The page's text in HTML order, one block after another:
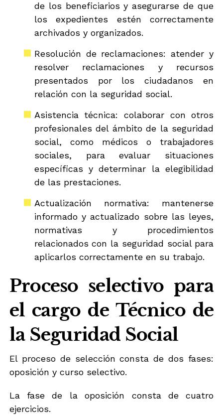
de los beneficiarios y asegurarse de que
los expedientes estén correctamente
archivados y organizados.
Resolución de reclamaciones: atender y
resolver reclamaciones y recursos
presentados por los ciudadanos en
relación con la seguridad social.
Asistencia técnica: colaborar con otros
profesionales del ámbito de la seguridad
social, como médicos o trabajadores
sociales, para evaluar situaciones
específicas y determinar la elegibilidad
de las prestaciones.
Actualización normativa: mantenerse
informado y actualizado sobre las leyes,
normativas y procedimientos
relacionados con la seguridad social para
aplicarlos correctamente en su trabajo.
Proceso selectivo para
el cargo de Técnico de
la Seguridad Social
El proceso de selección consta de dos fases:
oposición y curso selectivo.
La fase de la oposición consta de cuatro
ejercicios.